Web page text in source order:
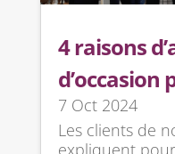
4 raisons
7 Oct 2024
Les clients de